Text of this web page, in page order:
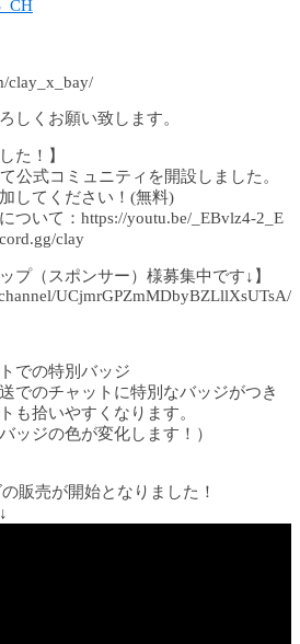
clay_x_bay/
しくお願い致します。
た！】
公式コミュニティを開設しました。
してください！(無料)
ついて：https://youtu.be/_EBvlz4-2_E
clay
プ（スポンサー）様募集中です↓】
UCjmrGPZmMDbyBZLllXsUTsA/
での特別バッジ
でのチャットに特別なバッジがつき
も拾いやすくなります。
ッジの色が変化します！）
販売が開始となりました！